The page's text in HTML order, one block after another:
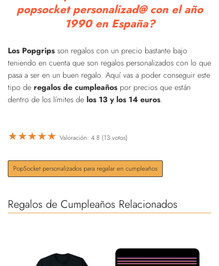
popsocket personalizad@ con el año
1990 en España?
Los Popgrips son regalos con un precio bastante bajo
teniendo en cuenta que son regalos personalizados con lo que
pasa a ser en un buen regalo. Aquí vas a poder conseguir este
tipo de regalos de cumpleaños por precios que están
dentro de los límites de los 13 y los 14 euros.
★★★★★ Valoración: 4.8 (13 votos)
PopSocket personalizados para regalar en cumpleaños
Regalos de Cumpleaños Relacionados